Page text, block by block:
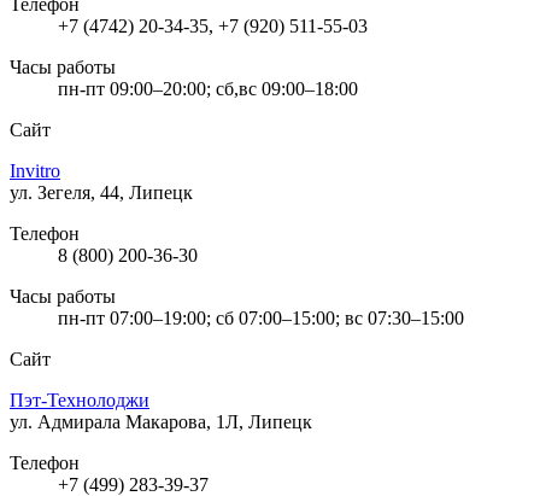
+7 (4742) 20-34-35, +7 (920) 511-55-03
Часы работы
пн-пт 09:00–20:00; сб,вс 09:00–18:00
Сайт
Invitro
ул. Зегеля, 44, Липецк
Телефон
8 (800) 200-36-30
Часы работы
пн-пт 07:00–19:00; сб 07:00–15:00; вс 07:30–15:00
Сайт
Пэт-Технолоджи
ул. Адмирала Макарова, 1Л, Липецк
Телефон
+7 (499) 283-39-37